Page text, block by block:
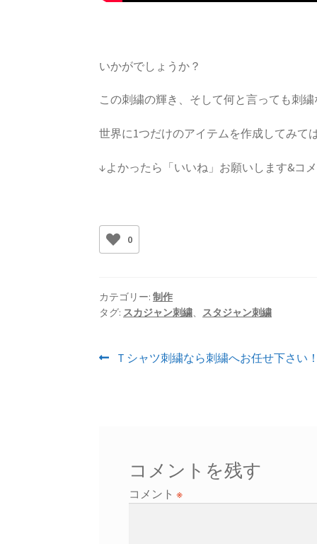
いかがでしょうか？
この刺繍の輝き、そして何と言っても刺
世界に1つだけのアイテムを作成してみて
↓よかったら「いいね」お願いします&コ
0
カテゴリー:制作
タグ: スカジャン刺繍 スタジャン刺繍
投前
Ｔシャツ刺繍なら刺繍へお任せ下さい！
コメントを残す
コメント ※